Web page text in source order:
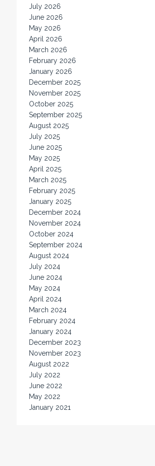
July 2026
June 2026
May 2026
April 2026
March 2026
February 2026
January 2026
December 2025
November 2025
October 2025
September 2025
August 2025
July 2025
June 2025
May 2025
April 2025
March 2025
February 2025
January 2025
December 2024
November 2024
October 2024
September 2024
August 2024
July 2024
June 2024
May 2024
April 2024
March 2024
February 2024
January 2024
December 2023
November 2023
August 2022
July 2022
June 2022
May 2022
January 2021